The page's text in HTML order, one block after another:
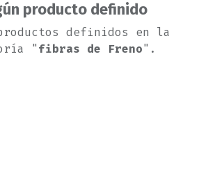
producto definido
definidos en la
"fibras de Freno".